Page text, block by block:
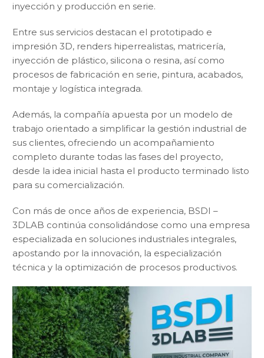
inyección y producción en serie.
Entre sus servicios destacan el prototipado e
impresión 3D, renders hiperrealistas, matricería,
inyección de plástico, silicona o resina, así como
procesos de fabricación en serie, pintura, acabados,
montaje y logística integrada.
Además, la compañía apuesta por un modelo de
trabajo orientado a simplificar la gestión industrial de
sus clientes, ofreciendo un acompañamiento
completo durante todas las fases del proyecto,
desde la idea inicial hasta el producto terminado listo
para su comercialización.
Con más de once años de experiencia, BSDI –
3DLAB continúa consolidándose como una empresa
especializada en soluciones industriales integrales,
apostando por la innovación, la especialización
técnica y la optimización de procesos productivos.